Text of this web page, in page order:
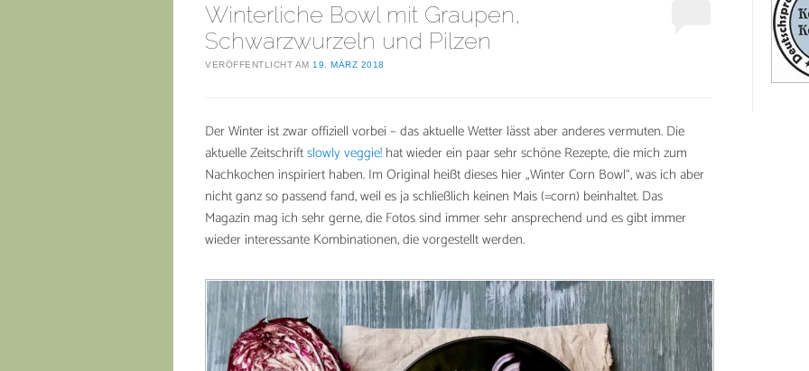
Winterliche Bowl mit Graupen,
Schwarzwurzeln und Pilzen
VERÖFFENTLICHT AM 19. MÄRZ 2018
Der Winter ist zwar offiziell vorbei – das aktuelle Wetter lässt aber anderes vermuten. Die
aktuelle Zeitschriftslowly veggie! hat wieder ein paar sehr schöne Rezepte, die mich zum
Nachkochen inspiriert haben. Im Original heißt dieses hier „Winter Corn Bowl“, was ich aber
nicht ganz so passend fand, weil es ja schließlich keinen Mais (=corn) beinhaltet. Das
Magazin mag ich sehr gerne, die Fotos sind immer sehr ansprechend und es gibt immer
wieder interessante Kombinationen, die vorgestellt werden.